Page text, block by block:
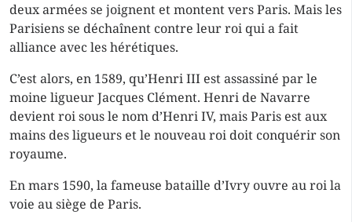
deux armées se joignent et montent vers Paris. Mais les
Parisiens se déchaînent contre leur roi qui a fait
alliance avec les hérétiques.
C’est alors, en 1589, qu’Henri III est assassiné par le
moine ligueur Jacques Clément. Henri de Navarre
devient roi sous le nom d’Henri IV, mais Paris est aux
mains des ligueurs et le nouveau roi doit conquérir son
royaume.
En mars 1590, la fameuse bataille d’Ivry ouvre au roi la
voie au siège de Paris.